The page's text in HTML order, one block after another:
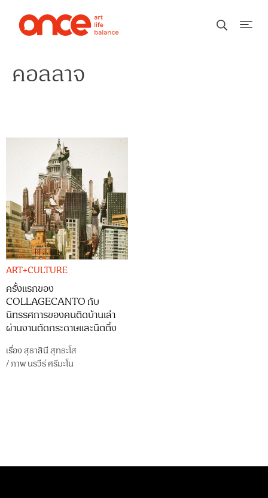
คอลลาจ
ART+CULTURE
ครั้งแรกของ
COLLAGECANTO กับ
นิทรรศการของคนติดบ้านเล่า
ผ่านงานตัดกระดาษและนิตติ้ง
เรื่องสุธาสินี สุทธะโส
/ภาพนรวีร์ ศรีมะโน